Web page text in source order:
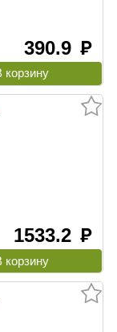
390.9 руб
1533.2 руб